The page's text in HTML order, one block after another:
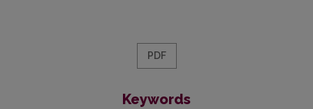
PDF
Keywords